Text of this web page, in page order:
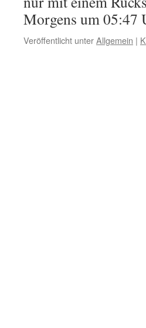
Morgens um
Veröffentlicht unterAllgemein |